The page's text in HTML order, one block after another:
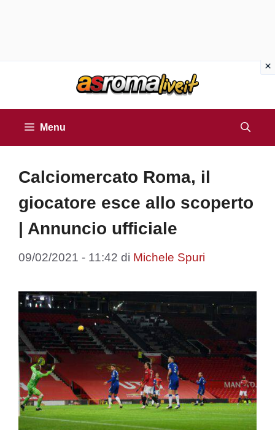
Menu
Calciomercato Roma, il
giocatore esce allo scoperto
| Annuncio ufficiale
09/02/2021 - 11:42 di Michele Spuri